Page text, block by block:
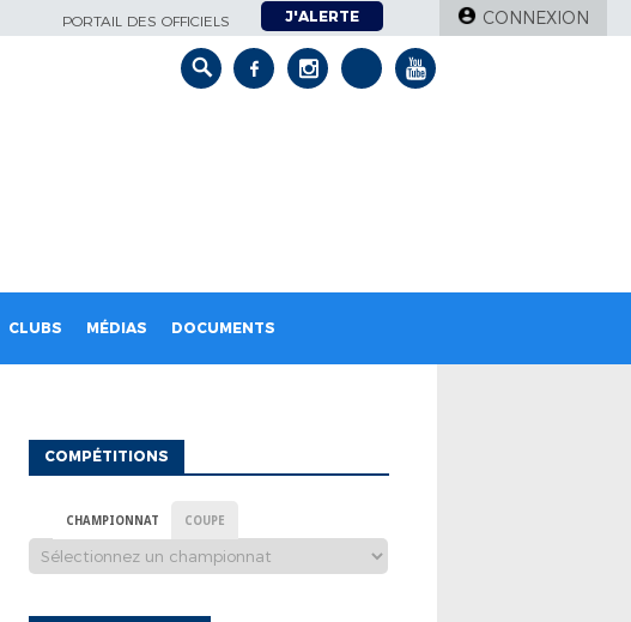
PORTAIL DES OFFICIELS J'ALERTE CONNEXION
CLUBS MÉDIAS DOCUMENTS
COMPÉTITIONS
CHAMPIONNAT COUPE